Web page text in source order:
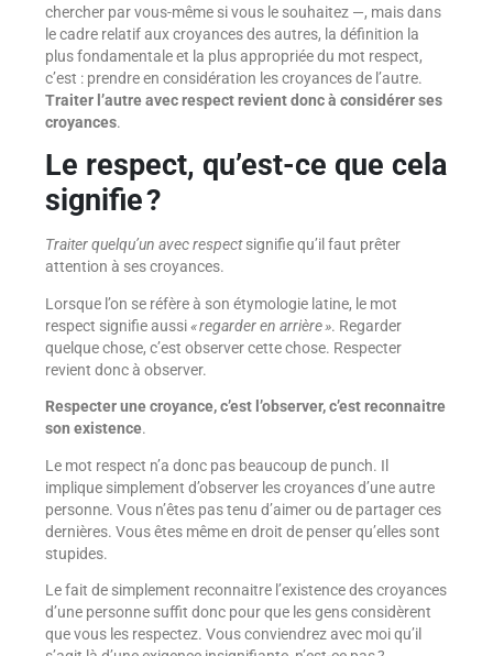
chercher par vous-même si vous le souhaitez —, mais dans
le cadre relatif aux croyances des autres, la définition la
plus fondamentale et la plus appropriée du mot respect,
c’est : prendre en considération les croyances de l’autre.
Traiter l’autre avec respect revient donc à considérer ses
croyances.
Le respect, qu’est-ce que cela
signifie ?
Traiter quelqu’un avec respectsignifie qu’il faut prêter
attention à ses croyances.
Lorsque l’on se réfère à son étymologie latine, le mot
respect signifie aussi« regarder en arrière ». Regarder
quelque chose, c’est observer cette chose. Respecter
revient donc à observer.
Respecter une croyance, c’est l’observer, c’est reconnaitre
son existence.
Le mot respect n’a donc pas beaucoup de punch. Il
implique simplement d’observer les croyances d’une autre
personne. Vous n’êtes pas tenu d’aimer ou de partager ces
dernières. Vous êtes même en droit de penser qu’elles sont
stupides.
Le fait de simplement reconnaitre l’existence des croyances
d’une personne suffit donc pour que les gens considèrent
que vous les respectez. Vous conviendrez avec moi qu’il